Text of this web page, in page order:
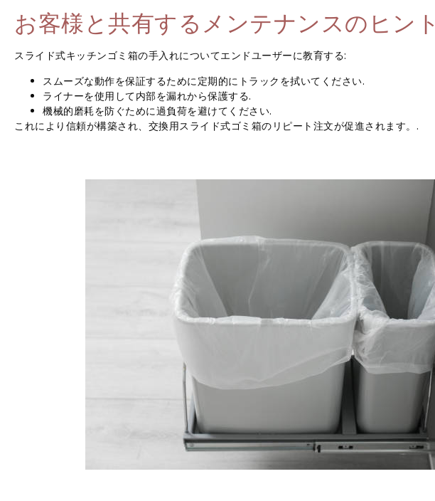
お客様と共有するメンテナンスのヒント
スライド式キッチンゴミ箱の手入れについてエンドユーザーに教育する:
スムーズな動作を保証するために定期的にトラックを拭いてください.
ライナーを使用して内部を漏れから保護する.
機械的磨耗を防ぐために過負荷を避けてください.
これにより信頼が構築され、交換用スライド式ゴミ箱のリピート注文が促進されます。.